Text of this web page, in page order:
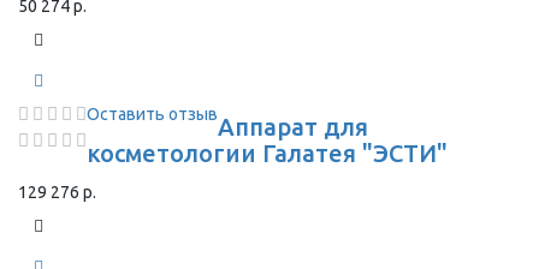
50 274 р.
Оставить отзывАппарат для
косметологии Галатея "ЭСТИ"
129 276 р.